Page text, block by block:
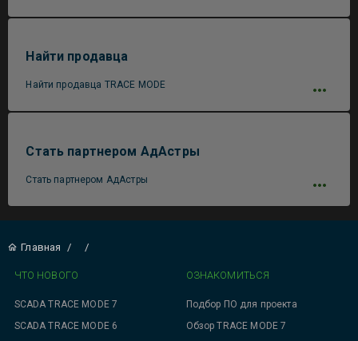
Найти продавца
Найти продавца TRACE MODE
Стать партнером АдАстры
Стать партнером АдАстры
Главная / /
ЧТО НОВОГО
SCADA TRACE MODE 7
SCADA TRACE MODE 6
ОЗНАКОМИТЬСЯ
Подбор ПО для проекта
Обзор TRACE MODE 7